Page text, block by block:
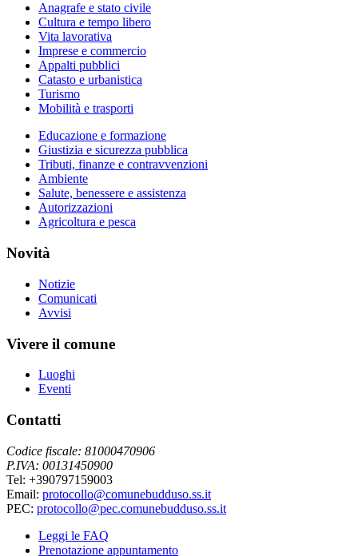
Anagrafe e stato civile
Cultura e tempo libero
Vita lavorativa
Imprese e commercio
Appalti pubblici
Catasto e urbanistica
Turismo
Mobilità e trasporti
Educazione e formazione
Giustizia e sicurezza pubblica
Tributi, finanze e contravvenzioni
Ambiente
Salute, benessere e assistenza
Autorizzazioni
Agricoltura e pesca
Novità
Notizie
Comunicati
Avvisi
Vivere il comune
Luoghi
Eventi
Contatti
Codice fiscale: 81000470906
P.IVA: 00131450900
Tel: +390797159003
Email: protocollo@comunebudduso.ss.it
PEC: protocollo@pec.comunebudduso.ss.it
Leggi le FAQ
Prenotazione appuntamento